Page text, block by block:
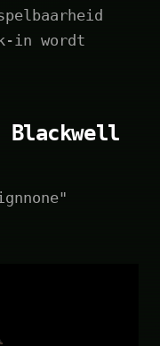
wordt
Blackwell